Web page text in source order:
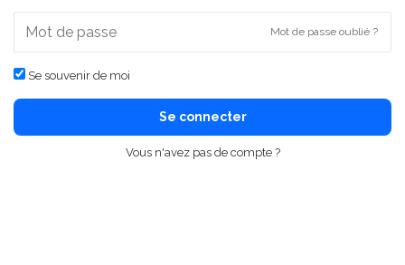
Mot de passe oublié ?
Se souvenir de moi
Se connecter
Vous n'avez pas de compte ?